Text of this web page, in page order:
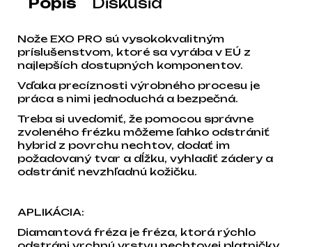
Nože EXO PRO sú vysokokvalitným
príslušenstvom, ktoré sa vyrába v EÚ z
najlepších dostupných komponentov.
Vďaka precíznosti výrobného procesu je
práca s nimi jednoduchá a bezpečná.
Treba si uvedomiť, že pomocou správne
zvoleného frézku môžeme ľahko odstrániť
hybrid z povrchu nechtov, dodať im
požadovaný tvar a dĺžku, vyhladiť zádery a
odstrániť nevzhľadnú kožičku.
APLIKÁCIA:
Diamantová fréza je fréza, ktorá rýchlo